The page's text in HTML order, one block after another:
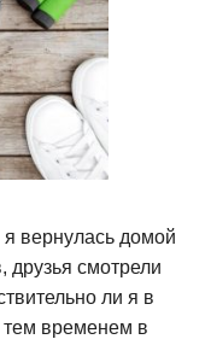
вернулась домой
друзья смотрели
ли я в
тем временем в